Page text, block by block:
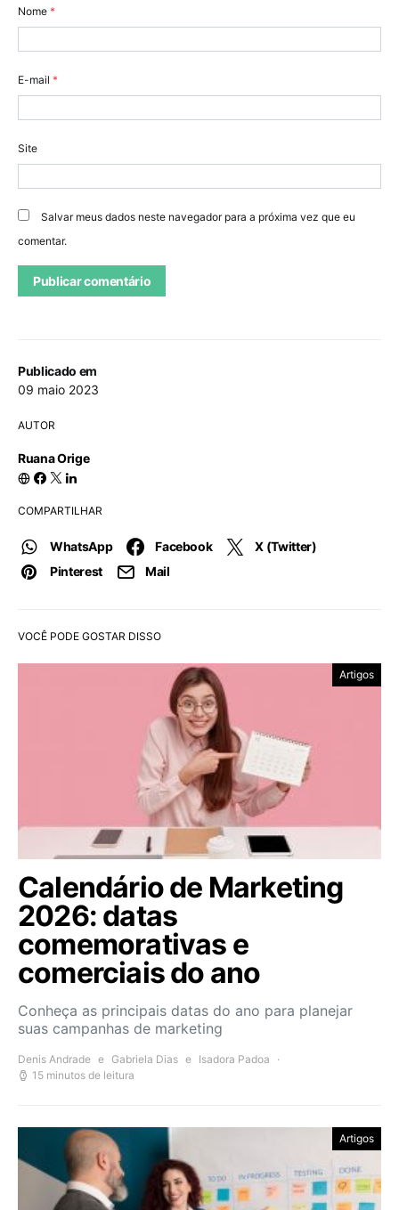
Publicado em
09 maio 2023
AUTOR
Ruana Orige
COMPARTILHAR
WhatsApp Facebook
X (Twitter)
Pinterest
Mail
Nome *
E-mail *
Site
Salvar meus dados neste navegador para a próxima vez que eu
comentar.
VOCÊ PODE GOSTAR DISSO
Artigos
Calendário de Marketing
2026: datas
comemorativas e
comerciais do ano
Conheça as principais datas do ano para planejar
suas campanhas de marketing
Denis Andrade e Gabriela Dias e Isadora Padoa
15 minutos de leitura
Artigos